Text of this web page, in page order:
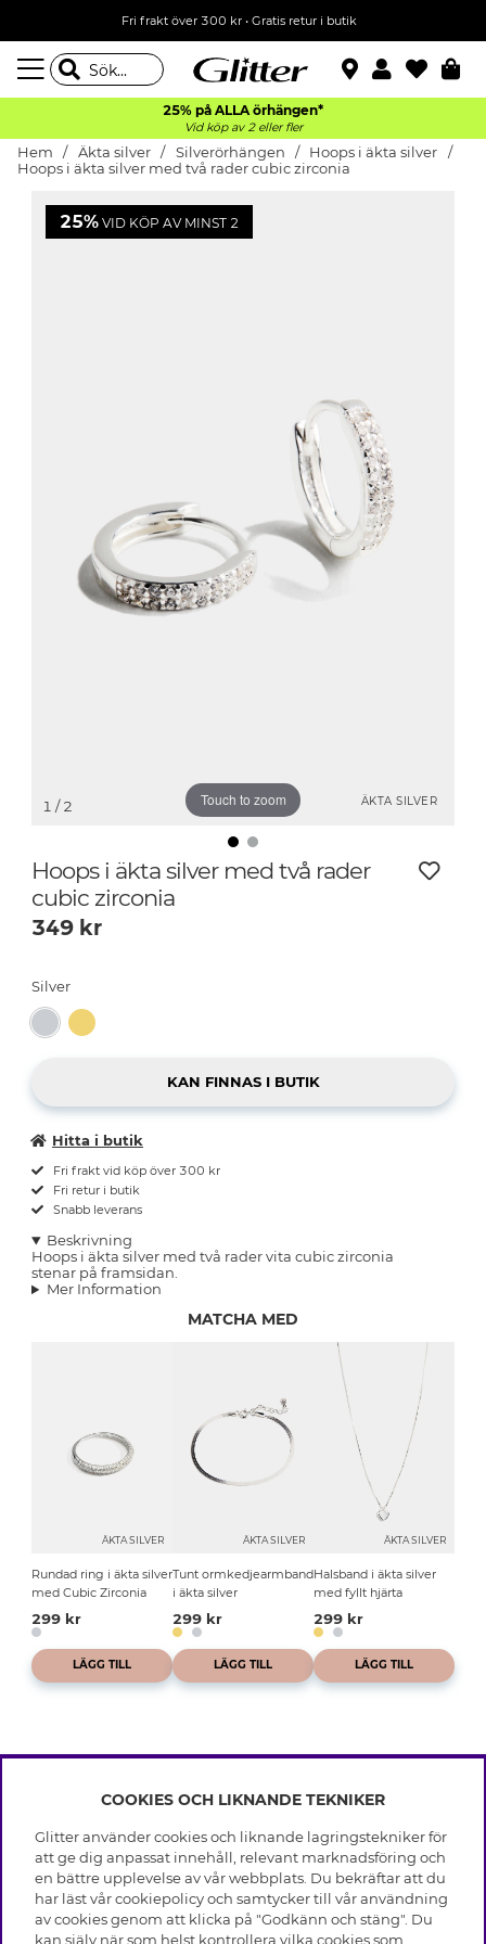
Fri frakt över 300 kr• Gratis retur i butik
25% på ALLA örhängen*
Vid köp av 2 eller fler
Hem Äkta silver Silverörhängen
Hoops i äkta silver
Hoops i äkta silver med två rader cubic zirconia
25% VID KÖP AV MINST 2
ÄKTA SILVER
Touch to zoom
1 / 2
Hoops i äkta silver med två rader
cubic zirconia
349 kr
Silver
Hitta i butik
Fri frakt vid köp över 300 kr
Fri retur i butik
Snabb leverans
Beskrivning
Hoops i äkta silver med två rader vita cubic zirconia
stenar på framsidan.
Mer Information
MATCHA MED
ÄKTA SILVER
Rundad ring i äkta silver
med Cubic Zirconia
299 kr
LÄGG TILL
ÄKTA SILVER
Tunt ormkedjearmband
i äkta silver
299 kr
LÄGG TILL
ÄKTA SILVER
Halsband i äkta silver
med fyllt hjärta
299 kr
LÄGG TILL
INFO
Leverans
Villkor
Integritetspolicy
Cookies
OM GLITTER
Black Friday
Våra butiker
HJÄLP
COOKIES OCH LIKNANDE TEKNIKER
Glitter använder cookies och liknande lagringstekniker för
att ge dig anpassat innehåll, relevant marknadsföring och
en bättre upplevelse av vår webbplats. Du bekräftar att du
har läst vår cookiepolicy och samtycker till vår användning
av cookies genom att klicka på "Godkänn och stäng". Du
kan själv när som helst kontrollera vilka cookies som